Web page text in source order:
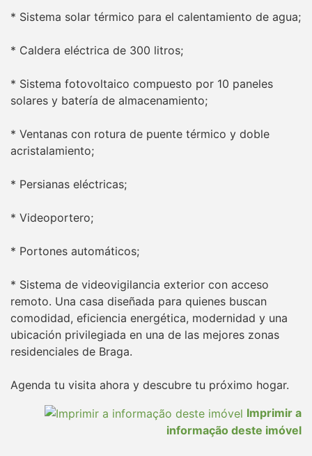
* Sistema solar térmico para el calentamiento de agua;
* Caldera eléctrica de 300 litros;
* Sistema fotovoltaico compuesto por 10 paneles
solares y batería de almacenamiento;
* Ventanas con rotura de puente térmico y doble
acristalamiento;
* Persianas eléctricas;
* Videoportero;
* Portones automáticos;
* Sistema de videovigilancia exterior con acceso
remoto. Una casa diseñada para quienes buscan
comodidad, eficiencia energética, modernidad y una
ubicación privilegiada en una de las mejores zonas
residenciales de Braga.
Agenda tu visita ahora y descubre tu próximo hogar.
Imprimir a
informação deste imóvel